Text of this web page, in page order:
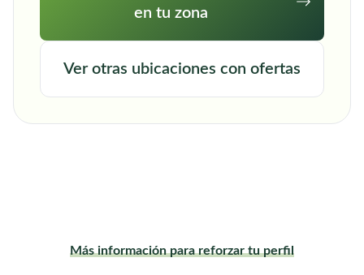
en tu zona
Ver otras ubicaciones con ofertas
Más información para reforzar tu perfil